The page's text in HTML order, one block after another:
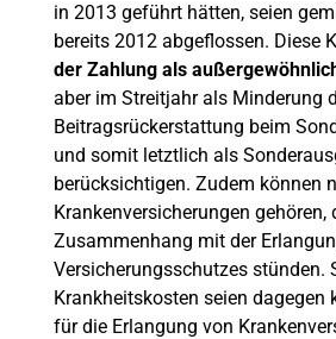
in 2013 geführt hätten, seien
bereits 2012 abgeflossen. Diese
der Zahlung als
aber im Streitjahr als Minderung
Beitragsrückerstattung beim
und somit letztlich als
berücksichtigen. Zudem können
Krankenversicherungen gehören,
Zusammenhang mit der
Versicherungsschutzes stünden.
Krankheitskosten seien dagegen
für die Erlangung von